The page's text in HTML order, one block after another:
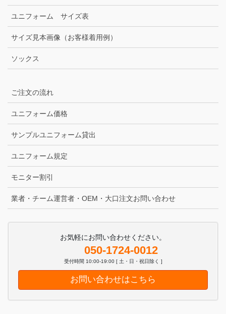
ユニフォーム サイズ表
サイズ見本画像（お客様着用例）
ソックス
ご注文の流れ
ユニフォーム価格
サンプルユニフォーム貸出
ユニフォーム規定
モニター割引
業者・チーム運営者・OEM・大口注文お問い合わせ
お気軽にお問い合わせください。
050-1724-0012
受付時間 10:00-19:00 [ 土・日・祝日除く ]
お問い合わせはこちら